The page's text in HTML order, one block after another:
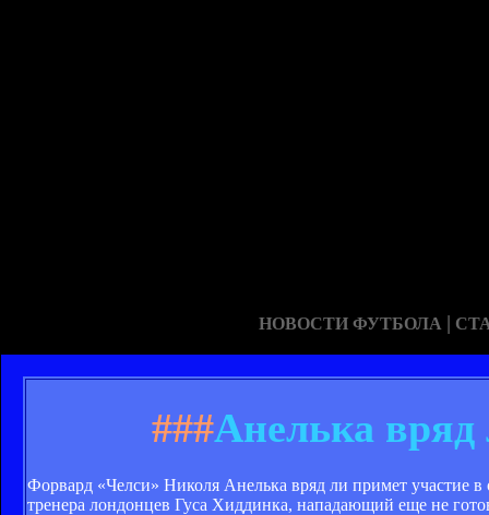
НОВОСТИ ФУТБОЛА |
###Анелька
Форвард «Челси» Николя Анелька вряд ли примет участие
тренера лондонцев Гуса Хиддинка, нападающий еще не